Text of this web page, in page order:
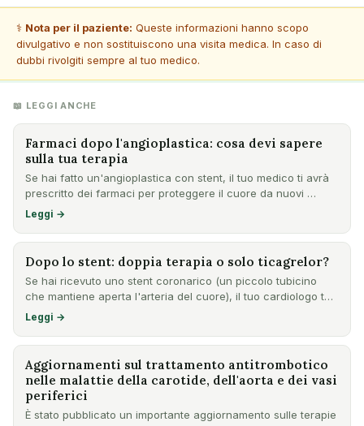
⚕️ Nota per il paziente: Queste informazioni hanno scopo
divulgativo e non sostituiscono una visita medica. In caso di
dubbi rivolgiti sempre al tuo medico.
📖 LEGGI ANCHE
Farmaci dopo l'angioplastica: cosa devi sapere
sulla tua terapia
Se hai fatto un'angioplastica con stent, il tuo medico ti avrà
prescritto dei farmaci per proteggere il cuore da nuovi …
Leggi →
Dopo lo stent: doppia terapia o solo ticagrelor?
Se hai ricevuto uno stent coronarico (un piccolo tubicino
che mantiene aperta l'arteria del cuore), il tuo cardiologo t…
Leggi →
Aggiornamenti sul trattamento antitrombotico
nelle malattie della carotide, dell'aorta e dei vasi
periferici
È stato pubblicato un importante aggiornamento sulle terapie